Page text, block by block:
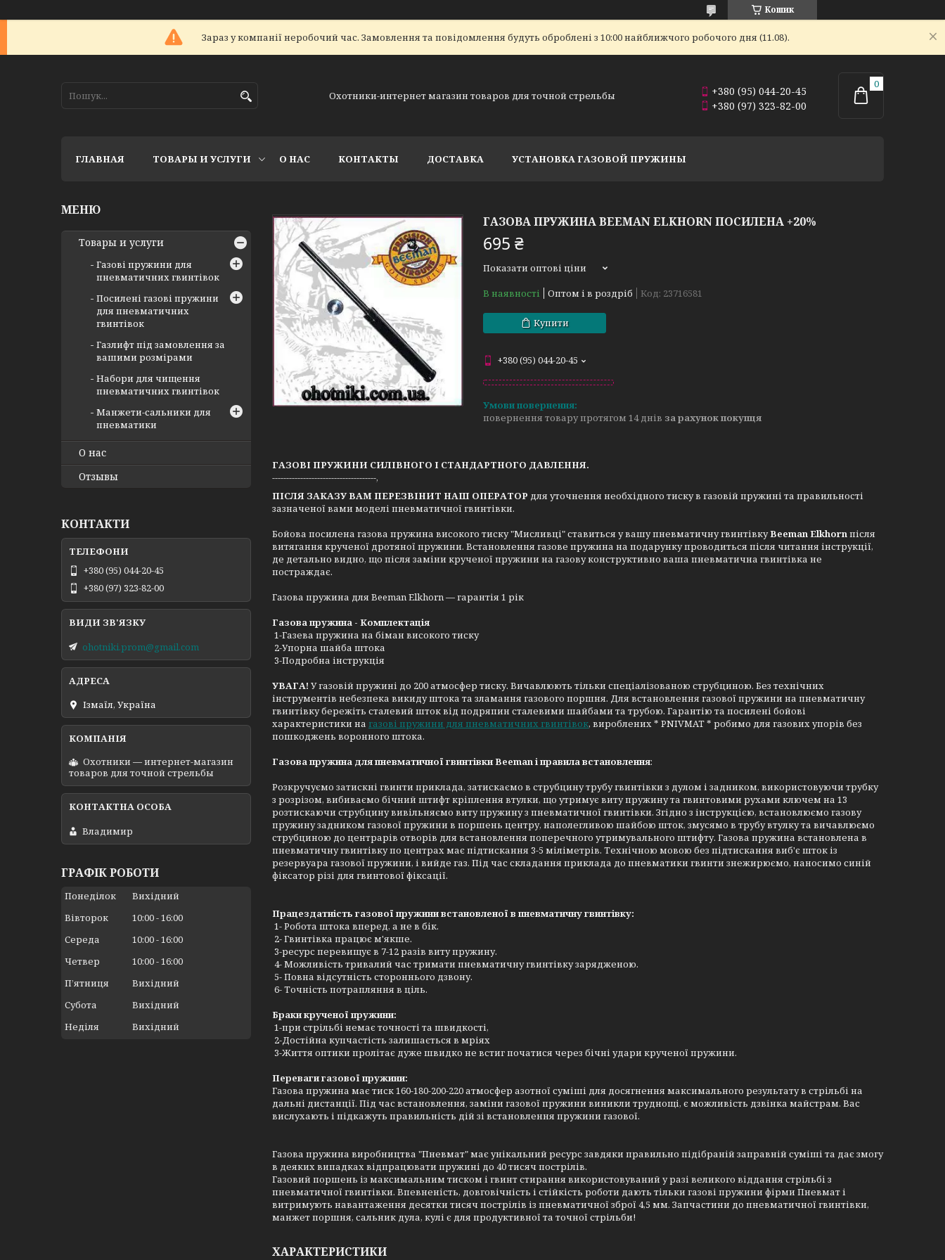
Кошик
Зараз у компанії неробочий час. Замовлення та повідомлення будуть оброблені з 10:00 найближчого робочого дня (11.08).
Охотники-интернет магазин товаров для точной стрельбы
+380 (95) 044-20-45
+380 (97) 323-82-00
ГЛАВНАЯ ТОВАРЫ И УСЛУГИ О НАС КОНТАКТЫ ДОСТАВКА УСТАНОВКА ГАЗОВОЙ ПРУЖИНЫ
ГАЗОВА ПРУЖИНА BEEMAN ELKHORN ПОСИЛЕНА +20%
695 ₴
Показати оптові ціни
В наявності
Оптом і в роздріб Код: 23716581
Купити
+380 (95) 044-20-45
повернення товару протягом 14 днів за рахунок покупця
ГАЗОВІ ПРУЖИНИ СИЛІВНОГО І СТАНДАРТНОГО ДАВЛЕННЯ.
-------------------------------------,
ПІСЛЯ ЗАКАЗУ ВАМ ПЕРЕЗВІНИТ НАШ ОПЕРАТОР для уточнення необхідного тиску в газовій пружині та правильності
зазначеної вами моделі пневматичної гвинтівки.
Бойова посилена газова пружина високого тиску "Мисливці" ставиться у вашу пневматичну гвинтівкуBeeman Elkhornпісля
витягання крученої дротяної пружини. Встановлення газове пружина на подарунку проводиться після читання інструкції,
де детально видно, що після заміни крученої пружини на газову конструктивно ваша пневматична гвинтівка не
постраждає.
Газова пружина для Beeman Elkhorn — гарантія 1 рік
Газова пружина - Комплектація
1-Газева пружина на біман високого тиску
2-Упорна шайба штока
3-Подробна інструкція
УВАГА! У газовій пружині до 200 атмосфер тиску. Вичавлюють тільки спеціалізованою струбциною. Без технічних
інструментів небезпека викиду штока та зламання газового поршня. Для встановлення газової пружини на пневматичну
гвинтівку бережіть сталевий шток від подряпин сталевими шайбами та трубою. Гарантію та посилені бойові
характеристики на газові пружини для пневматичних гвинтівок, вироблених * PNIVMAT * робимо для газових упорів без
пошкоджень воронного штока.
Газова пружина для пневматичної гвинтівки Beeman і правила встановлення:
Розкручуємо затискні гвинти приклада, затискаємо в струбцину трубу гвинтівки з дулом і задником, використовуючи трубку
з розрізом, вибиваємо бічний штифт кріплення втулки, що утримує виту пружину та гвинтовими рухами ключем на 13
розтискаючи струбцину вивільняємо виту пружину з пневматичної гвинтівки. Згідно з інструкцією, встановлюємо газову
пружину задником газової пружини в поршень центру, наполегливою шайбою шток, змусямо в трубу втулку та вичавлюємо
струбциною до центрарів отворів для встановлення поперечного утримувального штифту. Газова пружина встановлена в
пневматичну гвинтівку по центрах має підтискання 3-5 міліметрів. Технічною мовою без підтискання виб'є шток із
резервуара газової пружини, і вийде газ. Під час складання приклада до пневматики гвинти знежирюємо, наносимо синій
фіксатор різі для гвинтової фіксації.
Працездатність газової пружини встановленої в пневматичну гвинтівку:
1- Робота штока вперед, а не в бік.
2- Гвинтівка працює м'якше.
3-ресурс перевищує в 7-12 разів виту пружину.
4- Можливість тривалий час тримати пневматичну гвинтівку зарядженою.
5- Повна відсутність стороннього дзвону.
6- Точність потрапляння в ціль.
Браки крученої пружини:
1-при стрільбі немає точності та швидкості,
2-Достійна купчастість залишається в мріях
3-Життя оптики пролітає дуже швидко не встиг початися через бічні удари крученої пружини.
Переваги газової пружини:
Газова пружина має тиск 160-180-200-220 атмосфер азотної суміші для досягнення максимального результату в стрільбі на
дальні дистанції. Під час встановлення, заміни газової пружини виникли труднощі, є можливість дзвінка майстрам. Вас
вислухають і підкажуть правильність дій зі встановлення пружини газової.
Газова пружина виробництва "Пневмат" має унікальний ресурс завдяки правильно підібраній заправній суміші та дає змогу
в деяких випадках відпрацювати пружині до 40 тисяч пострілів.
Газовий поршень із максимальним тиском і гвинт стирання використовуваний у разі великого віддання стрільбі з
пневматичної гвинтівки. Впевненість, довговічність і стійкість роботи дають тільки газові пружини фірми Пневмат і
витримують навантаження десятки тисяч пострілів із пневматичної зброї 4,5 мм. Запчастини до пневматичної гвинтівки,
манжет поршня, сальник дула, кулі є для продуктивної та точної стрільби!
ХАРАКТЕРИСТИКИ
Товары и услуги
Газові пружини для
пневматичних гвинтівок
Посилені газові пружини
для пневматичних
гвинтівок
Газлифт під замовлення за
вашими розмірами
Набори для чищення
пневматичних гвинтівок
Манжети-сальники для
пневматики
О нас
Отзывы
КОНТАКТИ
+380 (95) 044-20-45
+380 (97) 323-82-00
ohotniki.prom@gmail.com
Ізмаїл, Україна
Охотники — интернет-магазин
товаров для точной стрельбы
Владимир
ГРАФІК РОБОТИ
Понеділок
Вихідний
Вівторок
10:00 16:00
Середа
10:00 16:00
Четвер
10:00 16:00
Пʼятниця
Вихідний
Субота
Вихідний
Неділя
Вихідний